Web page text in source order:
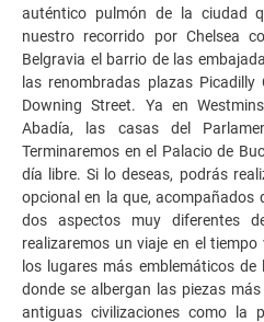
auténtico pulmón de la ciudad
nuestro recorrido por Chelsea
Belgravia el barrio de las
las renombradas plazas
Downing Street. Ya en
Abadía, las casas del
Terminaremos en el Palacio de
día libre. Si lo deseas, podrás
opcional en la que, acompañados
dos aspectos muy diferentes
realizaremos un viaje en el
los lugares más emblemáticos
donde se albergan las piezas
antiguas civilizaciones como la